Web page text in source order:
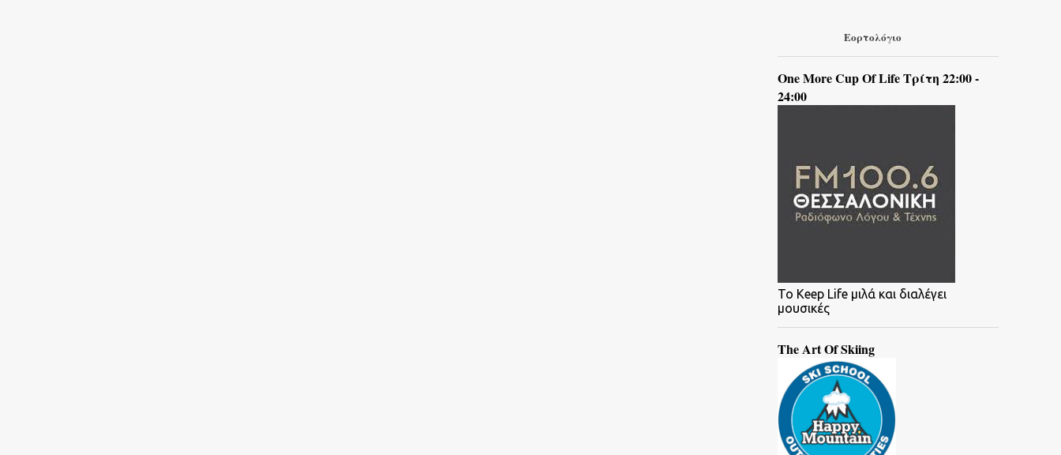
Εορτολόγιο
One More Cup Of Life Τρίτη 22:00 -
24:00
To Keep Life μιλά και διαλέγει
μουσικές
The Art Of Skiing